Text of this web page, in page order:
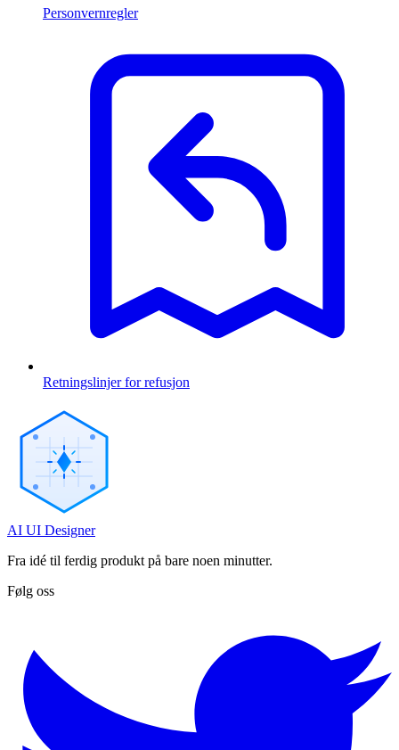
Personvernregler
Retningslinjer for refusjon
AI UI Designer
Fra idé til ferdig produkt på bare noen minutter.
Følg oss